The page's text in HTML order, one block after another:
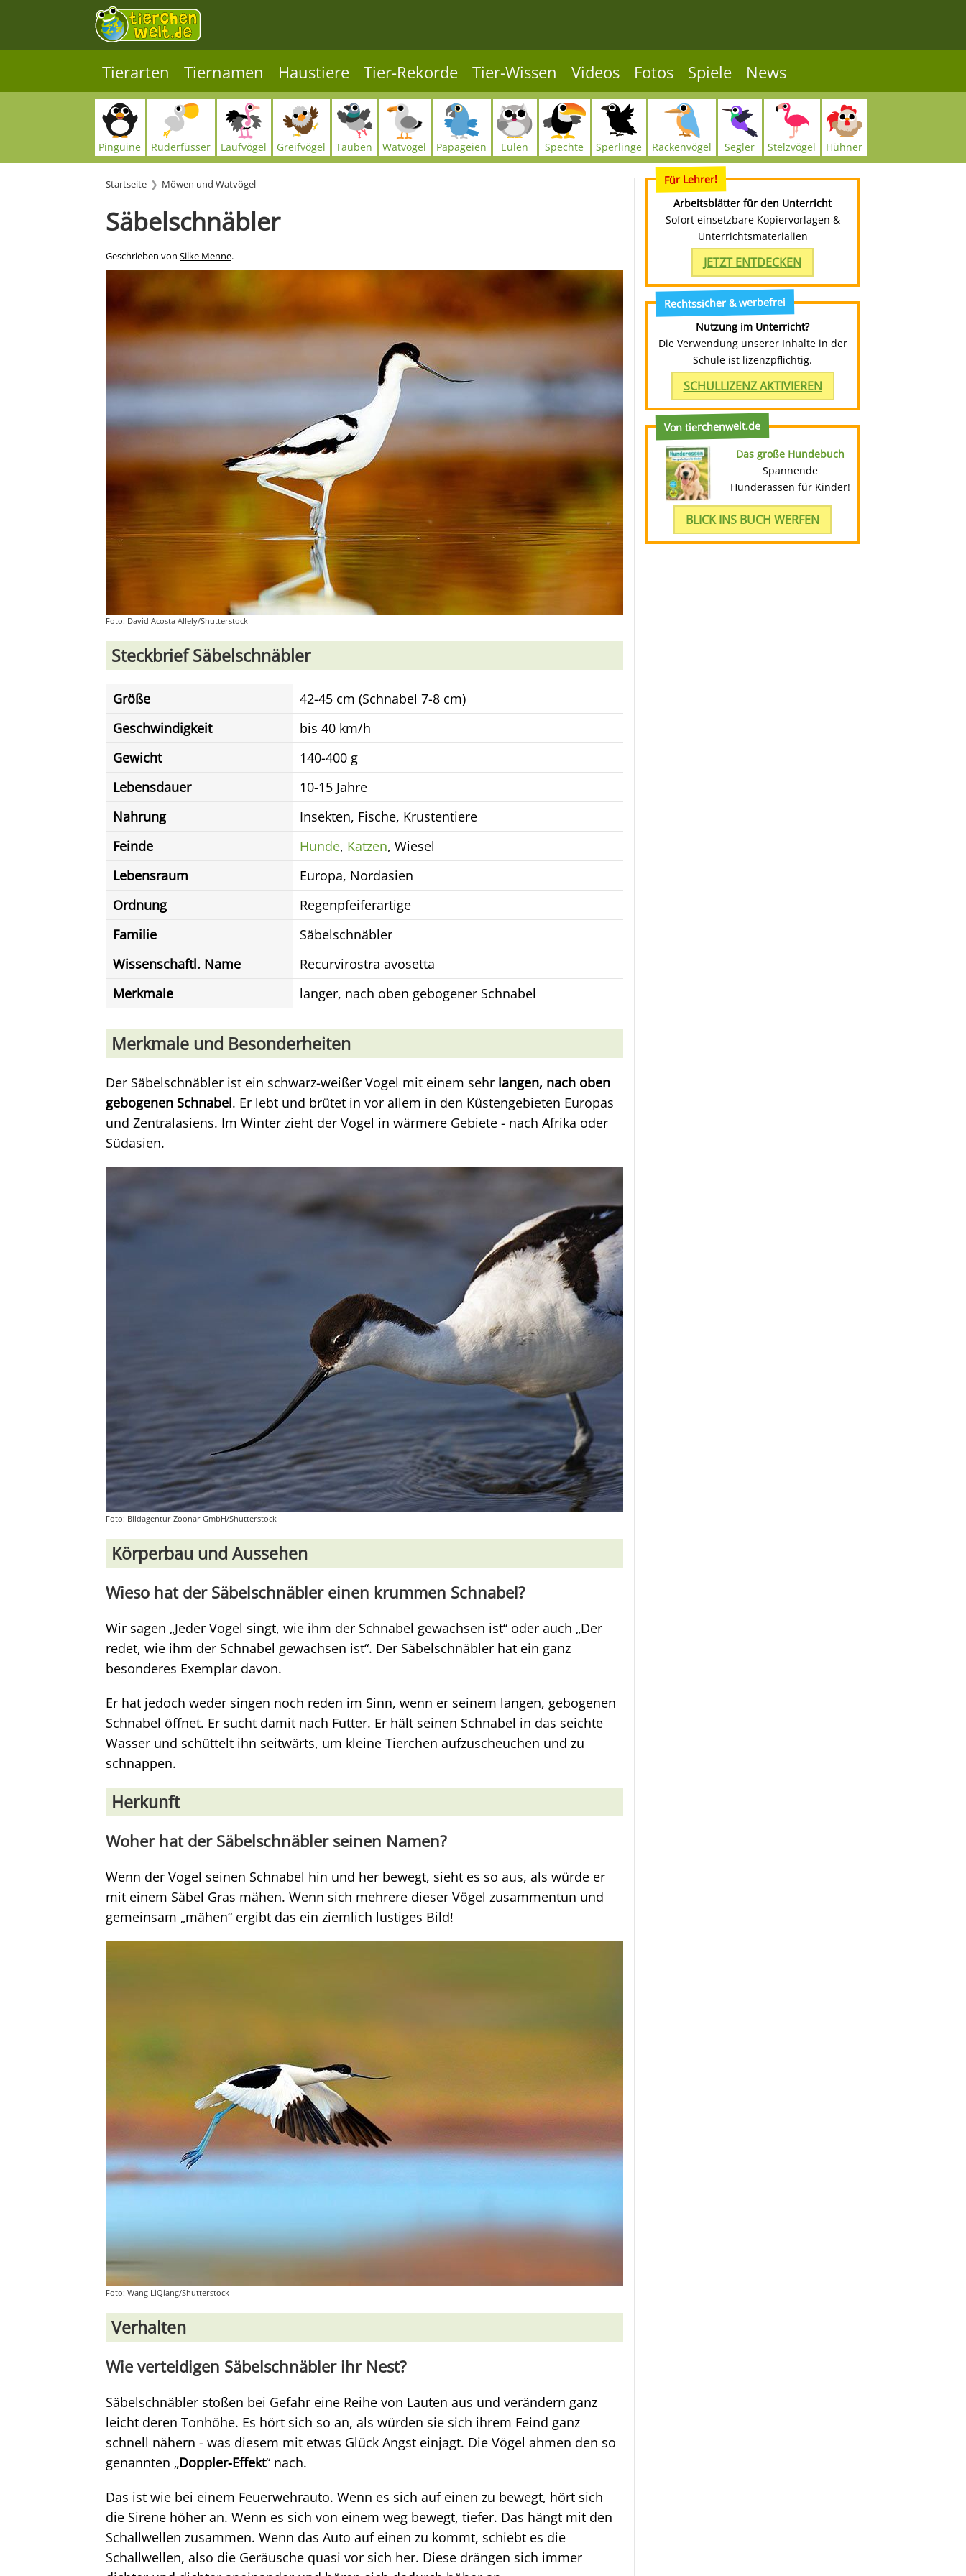
Tierarten Tiernamen Haustiere Tier-Rekorde Tier-Wissen Videos Fotos Spiele News
Pinguine Ruderfüsser Laufvögel Greifvögel Tauben Watvögel Papageien Eulen Spechte Sperlinge Rackenvögel Segler Stelzvögel Hühner
Startseite Möwen und Watvögel
Säbelschnäbler
Geschrieben von Silke Menne.
Foto: David Acosta Allely/Shutterstock
Steckbrief Säbelschnäbler
Größe
42-45 cm (Schnabel 7-8 cm)
Geschwindigkeit
bis 40 km/h
Gewicht
140-400 g
Lebensdauer
10-15 Jahre
Nahrung
Insekten, Fische, Krustentiere
Feinde
Hunde, Katzen, Wiesel
Lebensraum
Europa, Nordasien
Ordnung
Regenpfeiferartige
Familie
Säbelschnäbler
Wissenschaftl. Name
Recurvirostra avosetta
Merkmale
langer, nach oben gebogener Schnabel
Merkmale und Besonderheiten
Der Säbelschnäbler ist ein schwarz-weißer Vogel mit einem sehr langen, nach oben
gebogenen Schnabel. Er lebt und brütet in vor allem in den Küstengebieten Europas
und Zentralasiens. Im Winter zieht der Vogel in wärmere Gebiete - nach Afrika oder
Südasien.
Foto: Bildagentur Zoonar GmbH/Shutterstock
Körperbau und Aussehen
Wieso hat der Säbelschnäbler einen krummen Schnabel?
Wir sagen „Jeder Vogel singt, wie ihm der Schnabel gewachsen ist“ oder auch „Der
redet, wie ihm der Schnabel gewachsen ist“. Der Säbelschnäbler hat ein ganz
besonderes Exemplar davon.
Er hat jedoch weder singen noch reden im Sinn, wenn er seinem langen, gebogenen
Schnabel öffnet. Er sucht damit nach Futter. Er hält seinen Schnabel in das seichte
Wasser und schüttelt ihn seitwärts, um kleine Tierchen aufzuscheuchen und zu
schnappen.
Herkunft
Woher hat der Säbelschnäbler seinen Namen?
Wenn der Vogel seinen Schnabel hin und her bewegt, sieht es so aus, als würde er
mit einem Säbel Gras mähen. Wenn sich mehrere dieser Vögel zusammentun und
gemeinsam „mähen“ ergibt das ein ziemlich lustiges Bild!
Foto: Wang LiQiang/Shutterstock
Verhalten
Wie verteidigen Säbelschnäbler ihr Nest?
Säbelschnäbler stoßen bei Gefahr eine Reihe von Lauten aus und verändern ganz
leicht deren Tonhöhe. Es hört sich so an, als würden sie sich ihrem Feind ganz
schnell nähern - was diesem mit etwas Glück Angst einjagt. Die Vögel ahmen den so
genannten „Doppler-Effekt“ nach.
Das ist wie bei einem Feuerwehrauto. Wenn es sich auf einen zu bewegt, hört sich
die Sirene höher an. Wenn es sich von einem weg bewegt, tiefer. Das hängt mit den
Schallwellen zusammen. Wenn das Auto auf einen zu kommt, schiebt es die
Schallwellen, also die Geräusche quasi vor sich her. Diese drängen sich immer
Für Lehrer!
Arbeitsblätter für den Unterricht
Sofort einsetzbare Kopiervorlagen &
Unterrichtsmaterialien
JETZT ENTDECKEN
Rechtssicher & werbefrei
Nutzung im Unterricht?
Die Verwendung unserer Inhalte in der
Schule ist lizenzpflichtig.
SCHULLIZENZ AKTIVIEREN
Von tierchenwelt.de
Das große Hundebuch
Spannende
Hunderassen für Kinder!
BLICK INS BUCH WERFEN